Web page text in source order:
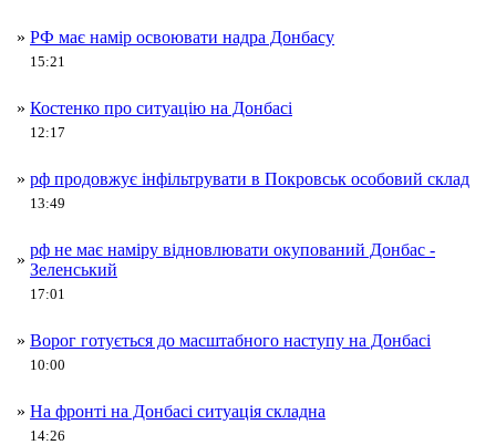
» РФ має намір освоювати надра Донбасу
15:21
» Костенко про ситуацію на Донбасі
12:17
» рф продовжує інфільтрувати в Покровськ особовий склад
13:49
»
рф не має наміру відновлювати окупований Донбас -
Зеленський
17:01
» Ворог готується до масштабного наступу на Донбасі
10:00
» На фронті на Донбасі ситуація складна
14:26